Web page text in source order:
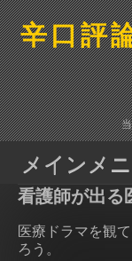
コ
ン
テ
ン
ツ
へ
ス
キ
辛口評
メインメ
看護師が出る
医療ドラマを観
ろう。